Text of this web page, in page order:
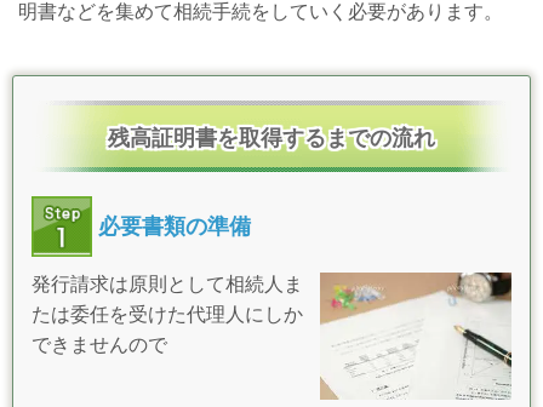
明書などを集めて相続手続をしていく必要があります。
残高証明書を取得するまでの流れ
必要書類の準備
発行請求は原則として相続人ま
たは委任を受けた代理人にしか
できませんので